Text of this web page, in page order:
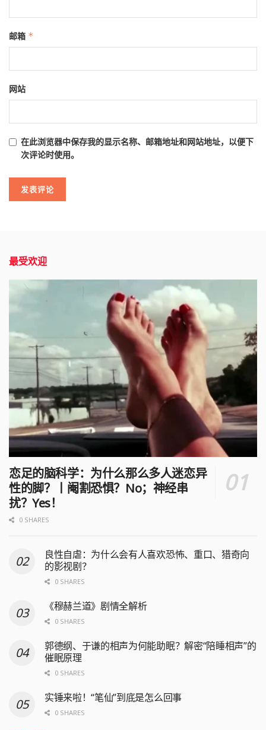
邮箱 *
网站
在此浏览器中保存我的显示名称、邮箱地址和网站地址，以便下
次评论时使用。
最受欢迎
恋足的脑科学：为什么那么多人迷恋异
性的脚？丨阉割恐惧？No；神经串
扰？Yes！
0 SHARES
良性自虐：为什么会有人喜欢恐怖、重口、猎奇向
的影视剧？
0 SHARES
《穆赫兰道》剧情全解析
0 SHARES
郭德纲、于谦的相声为何能助眠？解密“陪睡相声”的
催眠原理
0 SHARES
实锤来啦！“笔仙”到底是怎么回事
0 SHARES